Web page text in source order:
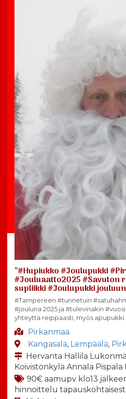
“#Hupiukko #Joulupukki
#Jouluaatto2025 #Savuton
supliikki #Joulupukki
#Tampereen #tunnetuin
#jouluna 2025 ja #tulevinakin
yhteyttä reippaasti, myös apupukki
Pirkanmaa
Kangasala, Lempäälä,
Hervanta Hallila
Koivistonkylä Annala
90€ aamupv klo13
hinnoittelu tapauskohtaisesti